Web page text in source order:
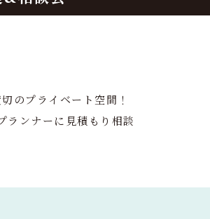
のプライベート空間！
ランナーに見積もり相談